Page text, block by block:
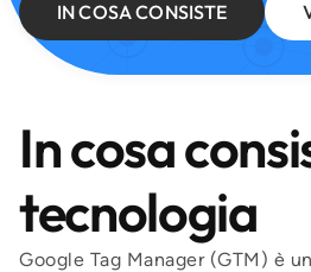
IN COSA CONSISTE
In cosa
tecnologia
Google Tag Manager (GTM) è